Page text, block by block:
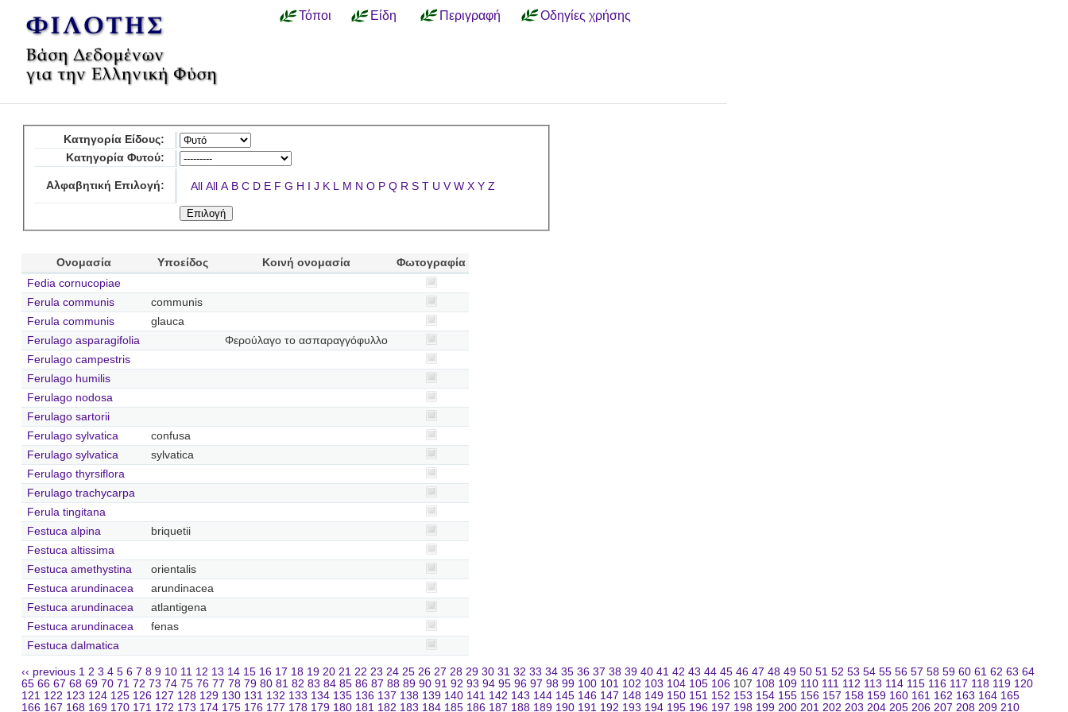
Τόποι Είδη Περιγραφή Οδηγίες χρήσης
Κατηγορία Είδους:
Κατηγορία Φυτού:
Αλφαβητική Επιλογή: All All A B C D E F G H I J K L M N O P Q R S T U V W X Y Z
Ονομασία Υποείδος Κοινή ονομασία
Φωτογραφία
Fedia cornucopiae
Ferula communis
communis
Ferula communis
glauca
Ferulago asparagifolia
Φερούλαγο το ασπαραγγόφυλλο
Ferulago campestris
Ferulago humilis
Ferulago nodosa
Ferulago sartorii
Ferulago sylvatica
confusa
Ferulago sylvatica
sylvatica
Ferulago thyrsiflora
Ferulago trachycarpa
Ferula tingitana
Festuca alpina
briquetii
Festuca altissima
Festuca amethystina
orientalis
Festuca arundinacea
arundinacea
Festuca arundinacea
atlantigena
Festuca arundinacea
fenas
Festuca dalmatica
‹‹ previous 1 2 3 4 5 6 7 8 9 10 11 12 13 14 15 16 17 18 19 20 21 22 23 24 25 26 27 28 29 30 31 32 33 34 35 36 37 38 39 40 41 42 43 44 45 46 47 48 49 50 51 52 53 54 55 56 57 58 59 60 61 62 63 64
65 66 67 68 69 70 71 72 73 74 75 76 77 78 79 80 81 82 83 84 85 86 87 88 89 90 91 92 93 94 95 96 97 98 99 100 101 102 103 104 105 106 107 108 109 110 111 112 113 114 115 116 117 118 119 120
121 122 123 124 125 126 127 128 129 130 131 132 133 134 135 136 137 138 139 140 141 142 143 144 145 146 147 148 149 150 151 152 153 154 155 156 157 158 159 160 161 162 163 164 165
166 167 168 169 170 171 172 173 174 175 176 177 178 179 180 181 182 183 184 185 186 187 188 189 190 191 192 193 194 195 196 197 198 199 200 201 202 203 204 205 206 207 208 209 210